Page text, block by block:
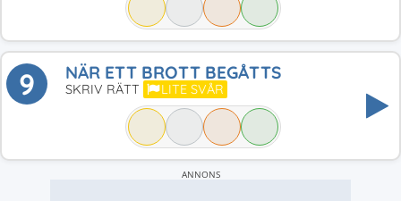
9 NÄR ETT BROTT BEGÅTTS
SKRIV RÄTT LITE SVÅR
ANNONS